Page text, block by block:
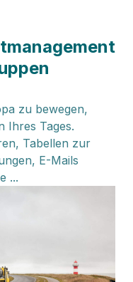
zu bewegen,
Ihres Tages.
Tabellen zur
E-Mails
...